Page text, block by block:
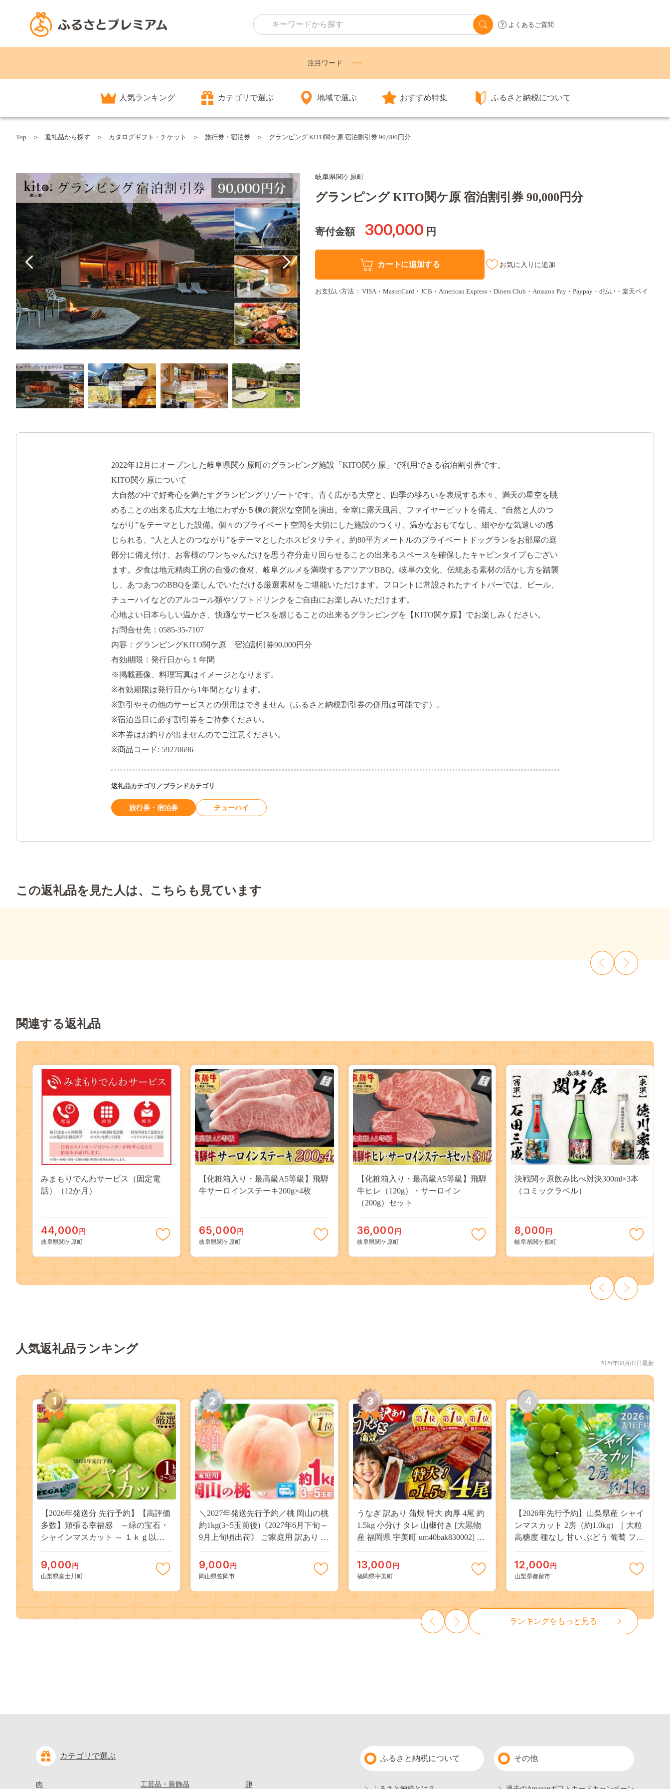
よくあるご質問
注目ワード
人気ランキング カテゴリで選ぶ 地域で選ぶ おすすめ特集 ふるさと納税について
Top 返礼品から探す カタログギフト・チケット 旅行券・宿泊券 グランピング KITO関ケ原 宿泊割引券 90,000円分
岐阜県関ケ原町
グランピング KITO関ケ原 宿泊割引券 90,000円分
寄付金額 300,000 円
カートに追加する お気に入りに追加
お支払い方法： VISA・MasterCard・JCB・American Express・Diners Club・Amazon Pay・Paypay・d払い・楽天ペイ
2022年12月にオープンした岐阜県関ケ原町のグランピング施設「KITO関ケ原」で利用できる宿泊割引券です。
KITO関ケ原について
大自然の中で好奇心を満たすグランピングリゾートです。青く広がる大空と、四季の移ろいを表現する木々、満天の星空を眺
めることの出来る広大な土地にわずか５棟の贅沢な空間を演出。全室に露天風呂、ファイヤーピットを備え、”自然と人のつ
ながり”をテーマとした設備。個々のプライベート空間を大切にした施設のつくり、温かなおもてなし、細やかな気遣いの感
じられる、“人と人とのつながり”をテーマとしたホスピタリティ。約80平方メートルのプライベートドッグランをお部屋の庭
部分に備え付け、お客様のワンちゃんだけを思う存分走り回らせることの出来るスペースを確保したキャビンタイプもござい
ます。夕食は地元精肉工房の自慢の食材、岐阜グルメを満喫するアツアツBBQ。岐阜の文化、伝統ある素材の活かし方を踏襲
し、あつあつのBBQを楽しんでいただける厳選素材をご堪能いただけます。フロントに常設されたナイトバーでは、ビール、
チューハイなどのアルコール類やソフトドリンクをご自由にお楽しみいただけます。
心地よい日本らしい温かさ、快適なサービスを感じることの出来るグランピングを【KITO関ケ原】でお楽しみください。
お問合せ先：0585-35-7107
内容：グランピングKITO関ケ原 宿泊割引券90,000円分
有効期限：発行日から１年間
※掲載画像、料理写真はイメージとなります。
※有効期限は発行日から1年間となります。
※割引やその他のサービスとの併用はできません（ふるさと納税割引券の併用は可能です）。
※宿泊当日に必ず割引券をご持参ください。
※本券はお釣りが出ませんのでご注意ください。
※商品コード: 59270696
返礼品カテゴリ／ブランドカテゴリ
旅行券・宿泊券 チューハイ
この返礼品を見た人は、こちらも見ています
関連する返礼品
みまもりでんわサービス（固定電
話）（12か月）
44,000 円
岐阜県関ケ原町
【化粧箱入り・最高級A5等級】飛騨
牛サーロインステーキ200g×4枚
65,000 円
岐阜県関ケ原町
【化粧箱入り・最高級A5等級】飛騨
牛ヒレ（120g）・サーロイン
（200g）セット
36,000 円
岐阜県関ケ原町
決戦関ヶ原飲み比べ対決300ml×3本
（コミックラベル）
8,000 円
岐阜県関ケ原町
人気返礼品ランキング
2026年08月07日最新
1
【2026年発送分 先行予約】【高評価
多数】頬張る幸福感 ～緑の宝石・
シャインマスカット ～ １ｋｇ以上
物 くだもの シャイン マスカット ぶ
どう ブドウ 葡萄 大粒 種なし 先行予
九千円
9,000 円
山梨県富士川町
2
＼2027年発送先行予約／桃 岡山の桃
約1kg(3~5玉前後)《2027年6月下旬～
9月上旬頃出荷》 ご家庭用 訳あり 白
果物 デザート 旬 モモ もも 先行予約
送料無料 果物 岡山県 笠岡市 清水白
kasaoka_zsy_419_100---
9,000 円
岡山県笠岡市
3
うなぎ 訳あり 蒲焼 特大 肉厚 4尾 約
1.5kg 小分け タレ 山椒付き [大黒物
産 福岡県 宇美町 um40bak830002] 不
うなぎ蒲焼 鰻蒲焼き 蒲焼き かば焼
き 真空パック 個包装 冷凍 13000
13,000 円
福岡県宇美町
4
【2026年先行予約】山梨県産 シャイ
ンマスカット 2房（約1.0kg）｜大粒
高糖度 種なし 甘い ぶどう 葡萄 フル
JX003
12,000 円
山梨県都留市
ランキングをもっと見る
カテゴリで選ぶ
肉 工芸品・装飾品 卵
ふるさと納税について その他